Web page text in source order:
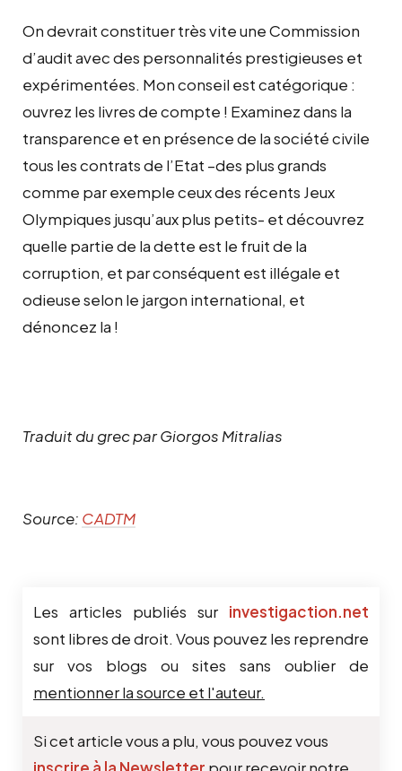
On devrait constituer très vite une Commission
d’audit avec des personnalités prestigieuses et
expérimentées. Mon conseil est catégorique :
ouvrez les livres de compte ! Examinez dans la
transparence et en présence de la société civile
tous les contrats de l’Etat –des plus grands
comme par exemple ceux des récents Jeux
Olympiques jusqu’aux plus petits- et découvrez
quelle partie de la dette est le fruit de la
corruption, et par conséquent est illégale et
odieuse selon le jargon international, et
dénoncez la !
Traduit du grec par Giorgos Mitralias
Source: CADTM
Les articles publiés sur investigaction.net
sont libres de droit. Vous pouvez les reprendre
sur vos blogs ou sites sans oublier de
mentionner la source et l'auteur.
Si cet article vous a plu, vous pouvez vous